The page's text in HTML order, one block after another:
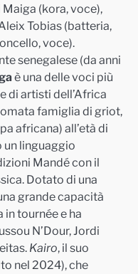
(kora, voce),
Tobias (batteria,
voce).
senegalese (da anni
è una delle voci più
di artisti dell’Africa
famiglia di griot,
africana) all’età di
un linguaggio
Mandé con il
Dotato di una
grande capacità
in tournée e ha
N’Dour, Jordi
Kairo, il suo
nel 2024), che